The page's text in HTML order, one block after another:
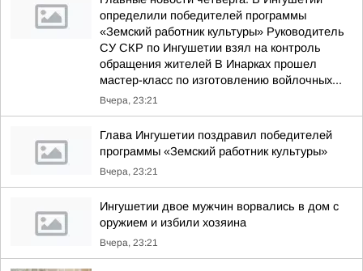
определили победителей программы
«Земский работник культуры» Руководитель
СУ СКР по Ингушетии взял на контроль
обращения жителей В Инарках прошел
мастер-класс по изготовлению войлочных...
Вчера, 23:21
Глава Ингушетии поздравил победителей
программы «Земский работник культуры»
Вчера, 23:21
Ингушетии двое мужчин ворвались в дом с
оружием и избили хозяина
Вчера, 23:21